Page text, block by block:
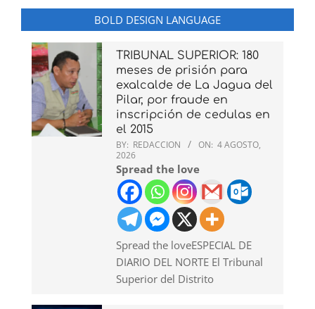
BOLD DESIGN LANGUAGE
TRIBUNAL SUPERIOR: 180
meses de prisión para
exalcalde de La Jagua del
Pilar, por fraude en
inscripción de cedulas en
el 2015
BY: REDACCION ON: 4 AGOSTO,
2026
Spread the love
Spread the loveESPECIAL DE
DIARIO DEL NORTE El Tribunal
Superior del Distrito